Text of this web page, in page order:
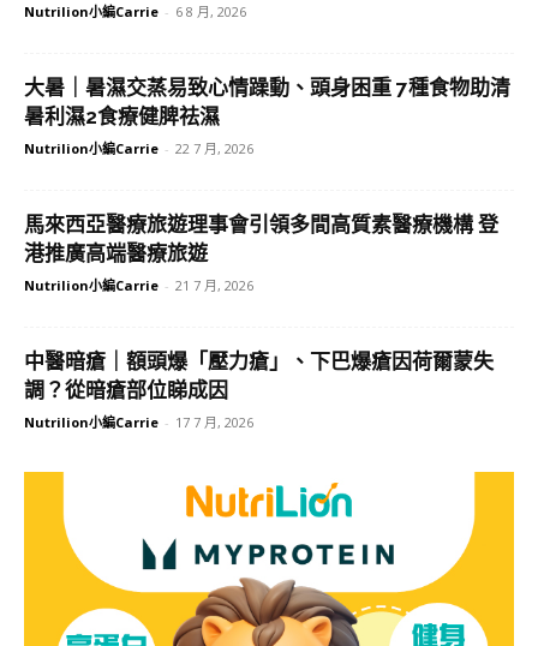
Nutrilion小編Carrie - 6 8 月, 2026
大暑｜暑濕交蒸易致心情躁動、頭身困重 7種食物助清
暑利濕2食療健脾祛濕
Nutrilion小編Carrie - 22 7 月, 2026
馬來西亞醫療旅遊理事會引領多間高質素醫療機構 登
港推廣高端醫療旅遊
Nutrilion小編Carrie - 21 7 月, 2026
中醫暗瘡｜額頭爆「壓力瘡」、下巴爆瘡因荷爾蒙失
調？從暗瘡部位睇成因
Nutrilion小編Carrie - 17 7 月, 2026